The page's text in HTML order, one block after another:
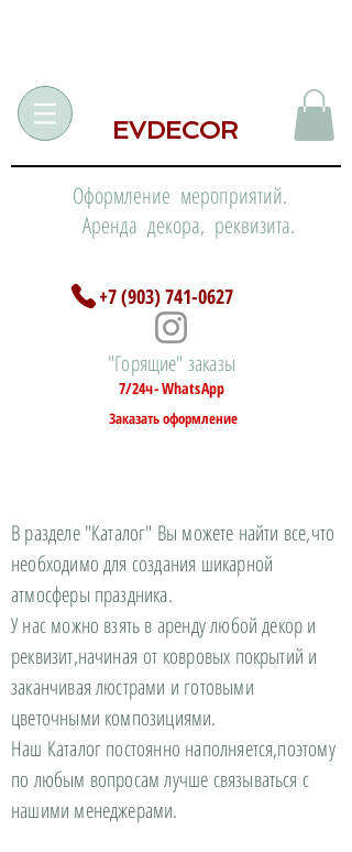
EVDECOR
Оформление мероприятий.
Аренда декора, реквизита.
+7 (903) 741-0627
"Горящие" заказы
7/24ч- WhatsApp
Заказать оформление
В разделе "Каталог" Вы можете найти все,что
необходимо для создания шикарной
атмосферы праздника.
У нас можно взять в аренду любой декор и
реквизит,начиная от ковровых покрытий и
заканчивая люстрами и готовыми
цветочными композициями.
Наш Каталог постоянно наполняется,поэтому
по любым вопросам лучше связываться с
нашими менеджерами.